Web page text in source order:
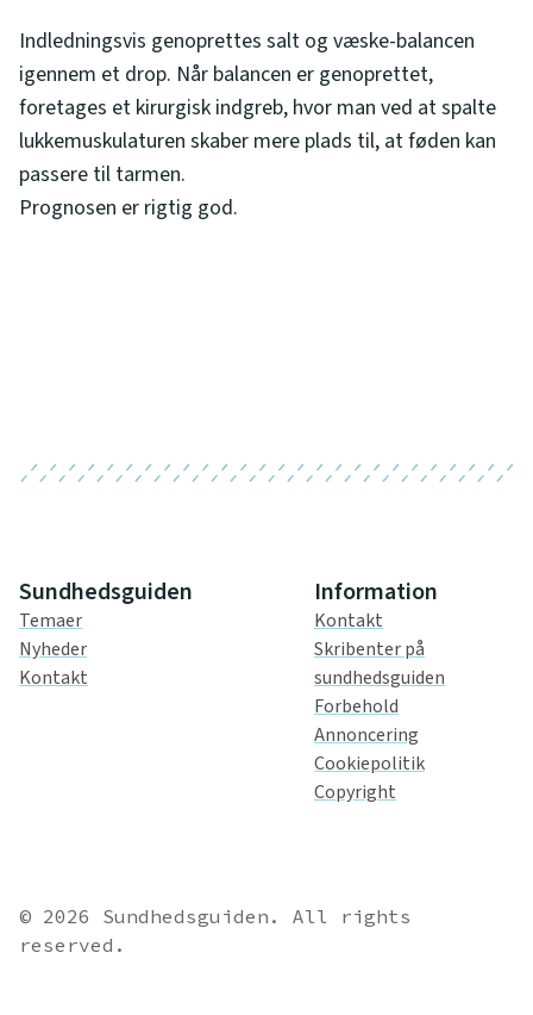
Indledningsvis genoprettes salt og væske-balancen
igennem et drop. Når balancen er genoprettet,
foretages et kirurgisk indgreb, hvor man ved at spalte
lukkemuskulaturen skaber mere plads til, at føden kan
passere til tarmen.
Prognosen er rigtig god.
Sundhedsguiden
Temaer
Nyheder
Kontakt
Information
Kontakt
Skribenter på
sundhedsguiden
Forbehold
Annoncering
Cookiepolitik
Copyright
© 2026 Sundhedsguiden. All rights
reserved.